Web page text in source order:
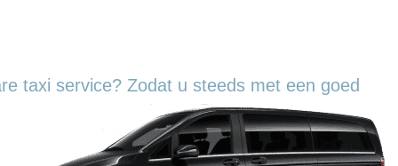
taxi service? Zodat u steeds met een goed